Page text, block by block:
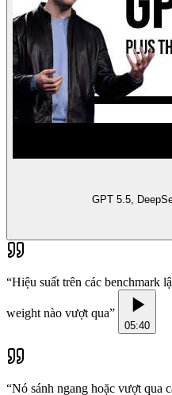
GPT 5.5,
“Hiệu suất trên các benchmark
weight nào vượt qua”
05:40
“Nó sánh ngang hoặc vượt qua